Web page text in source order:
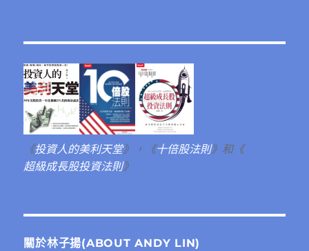
《投資人的美利天堂》，《十倍股法則》和《
超級成長股投資法則》
關於林子揚(ABOUT ANDY LIN)